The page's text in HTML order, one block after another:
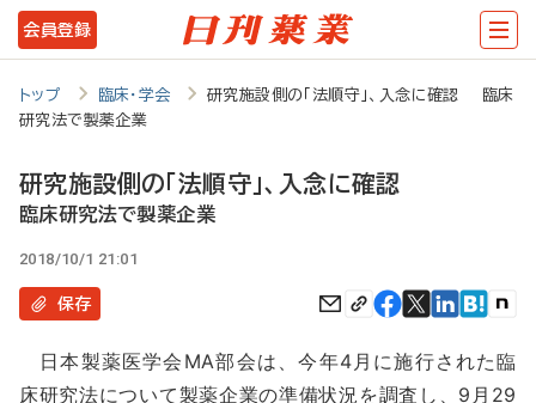
メ
イ
ン
テ
ツ
に
会員登録
トップ 臨床・学会
研究施設側の「法順守」、入念に確認 臨床
研究法で製薬企業
研究施設側の「法順守」、入念に確認
臨床研究法で製薬企業
2018/10/1 21:01
保存
日本製薬医学会MA部会は、今年4月に施行された臨
床研究法について製薬企業の準備状況を調査し、9月29